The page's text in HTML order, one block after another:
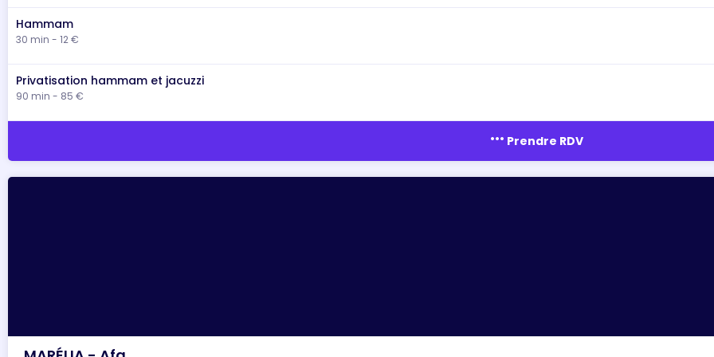
Hammam
30 min - 12 €
Privatisation hammam et jacuzzi
90 min - 85 €
more_horiz Prendre RDV